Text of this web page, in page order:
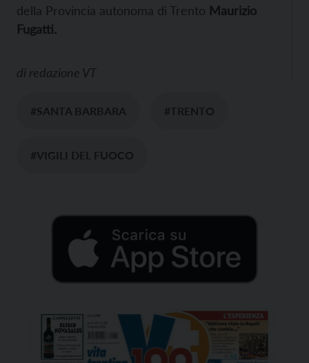
della Provincia autonoma di Trento Maurizio
Fugatti.
di redazione VT
#SANTA BARBARA #TRENTO
#VIGILI DEL FUOCO